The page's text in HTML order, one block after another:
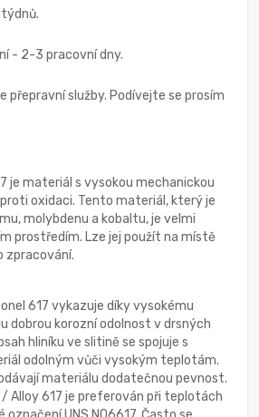
- 2-3 pracovní dny.
přepravní služby. Podívejte se prosím
je materiál s vysokou mechanickou
oxidaci. Tento materiál, který je
molybdenu a kobaltu, je velmi
prostředím. Lze jej použít na místě
zpracování.
617 vykazuje díky vysokému
dobrou korozní odolnost v drsných
hliníku ve slitině se spojuje s
odolným vůči vysokým teplotám.
materiálu dodatečnou pevnost.
Alloy 617 je preferován při teplotách